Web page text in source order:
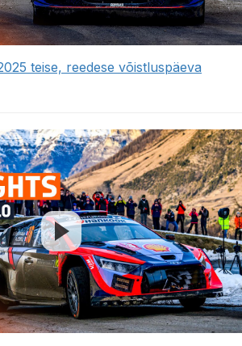
teise, reedese võistluspäeva